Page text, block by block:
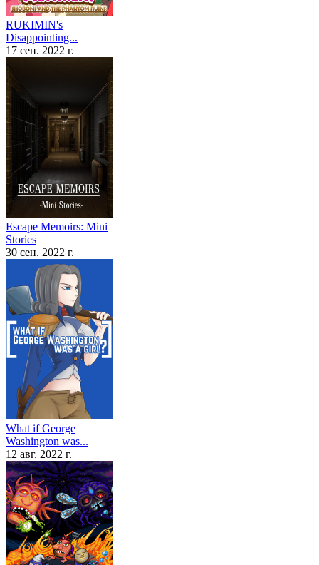
RUKIMIN's
Disappointing...
17 сен. 2022 г.
Escape Memoirs: Mini
Stories
30 сен. 2022 г.
What if George
Washington was...
12 авг. 2022 г.